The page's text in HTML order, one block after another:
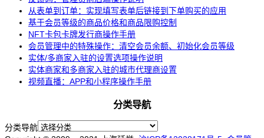
从表单到订单：实现填写表单后链接到下单购买的应用
基于会员等级的商品价格和商品限购控制
NFT卡包卡牌发行商操作手册
会员管理中的特殊操作：清空会员余额、初始化会员等级
实体/多商家入驻的设置选项操作说明
实体商家和多商家入驻的城市代理商设置
视频直播：APP和小程序操作手册
分类导航
分类导航